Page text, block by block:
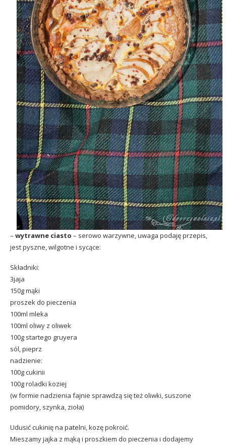
– wytrawne ciasto – serowo warzywne, uwaga podaję przepis,
jest pyszne, wilgotne i sycące:
Składniki:
3jaja
150g mąki
proszek do pieczenia
100ml mleka
100ml oliwy z oliwek
100g startego gruyera
sól, pieprz
nadzienie:
100g cukinii
100g roladki koziej
(w formie nadzienia fajnie sprawdzą się też oliwki, suszone
pomidory, szynka, zioła)
Udusić cukinię na patelni, kozę pokroić.
Mieszamy jajka z mąką i proszkiem do pieczenia i dodajemy